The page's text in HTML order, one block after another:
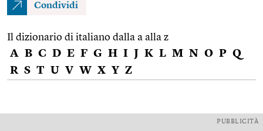
Condividi
Il dizionario di italiano dalla a alla z
A B C D E F G H I J K L M N O P Q
R S T U V W X Y Z
PUBBLICITÀ